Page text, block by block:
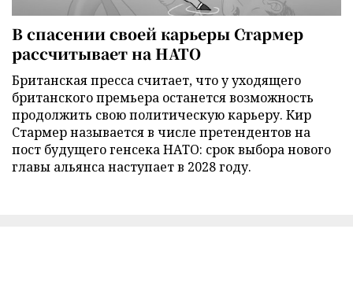
В спасении своей карьеры Стармер
рассчитывает на НАТО
Британская пресса считает, что у уходящего
британского премьера останется возможность
продолжить свою политическую карьеру. Кир
Стармер называется в числе претендентов на
пост будущего генсека НАТО: срок выбора нового
главы альянса наступает в 2028 году.